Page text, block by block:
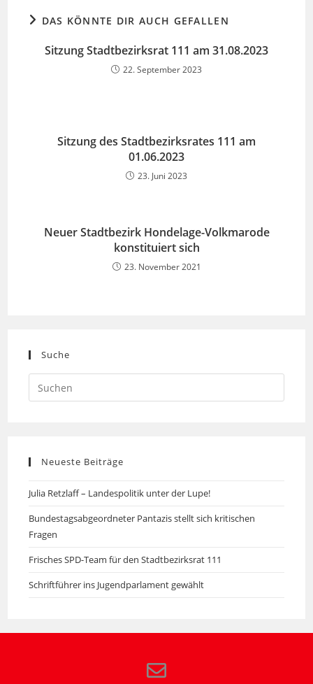
DAS KÖNNTE DIR AUCH GEFALLEN
Sitzung Stadtbezirksrat 111 am 31.08.2023
22. September 2023
Sitzung des Stadtbezirksrates 111 am
01.06.2023
23. Juni 2023
Neuer Stadtbezirk Hondelage-Volkmarode
konstituiert sich
23. November 2021
Suche
Neueste Beiträge
Julia Retzlaff – Landespolitik unter der Lupe!
Bundestagsabgeordneter Pantazis stellt sich kritischen
Fragen
Frisches SPD-Team für den Stadtbezirksrat 111
Schriftführer ins Jugendparlament gewählt